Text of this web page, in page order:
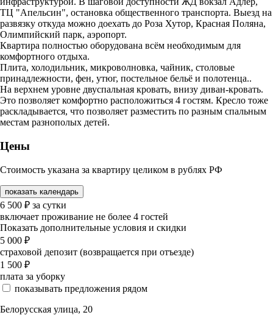
ТЦ "Апельсин", остановка общественного транспорта. Выезд на
развязку откуда можно доехать до Роза Хутор, Красная Поляна,
Олимпийский парк, аэропорт.
Квартира полностью оборудована всём необходимым для
комфортного отдыха.
Плита, холодильник, микроволновка, чайник, столовые
принадлежности, фен, утюг, постельное бельё и полотенца..
На верхнем уровне двуспальная кровать, внизу диван-кровать.
Это позволяет комфортно расположиться 4 гостям. Кресло тоже
раскладывается, что позволяет разместить по разным спальным
местам разнополых детей.
Цены
Стоимость указана за квартиру целиком в рублях РФ
показать календарь
6 500 ₽ за сутки
включает проживание не более 4 гостей
Показать дополнительные условия и скидки
5 000 ₽
страховой депозит (возвращается при отъезде)
1 500 ₽
плата за уборку
показывать предложения рядом
Белорусская улица, 20